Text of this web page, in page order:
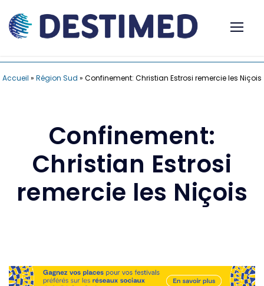
Accueil » Région Sud » Confinement: Christian Estrosi remercie les Niçois
Confinement:
Christian Estrosi
remercie les Niçois